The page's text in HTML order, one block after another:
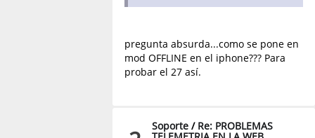
pregunta absurda...como se pone en
mod OFFLINE en el iphone??? Para
probar el 27 así.
Soporte / Re: PROBLEMAS